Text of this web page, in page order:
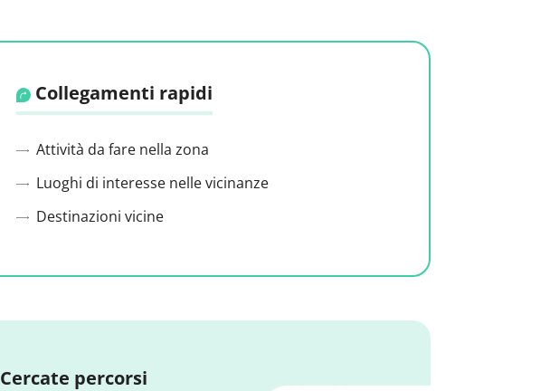
Collegamenti rapidi
Attività da fare nella zona
Luoghi di interesse nelle vicinanze
Destinazioni vicine
Cercate percorsi